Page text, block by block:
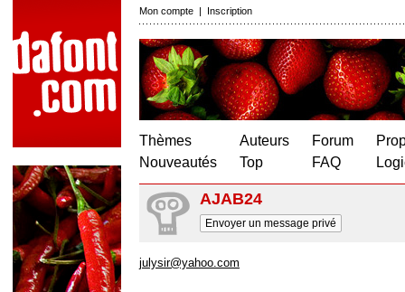
Mon compte | Inscription
Thèmes
Nouveautés
Auteurs
Top
Forum
FAQ
AJAB24
Envoyer un message privé
julysir@yahoo.com